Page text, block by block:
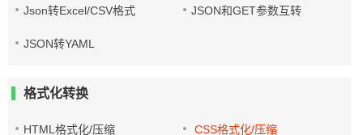
Json转Excel/CSV格式 JSON和GET参数互转
JSON转YAML
格式化转换
HTML格式化/压缩 CSS格式化/压缩